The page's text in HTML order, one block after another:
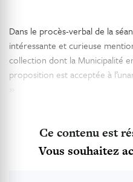
Dans le procès-verbal de la
intéressante et curieuse
collection dont la Municipalité
proposition est acceptée à
Ce contenu est
Vous souhaitez